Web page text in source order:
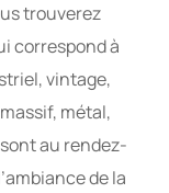
trouverez
correspond à
vintage,
métal,
au rendez-
de la